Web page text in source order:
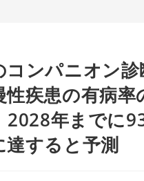
コンパニオン
性疾患の有病率
2028年までに
達すると予測